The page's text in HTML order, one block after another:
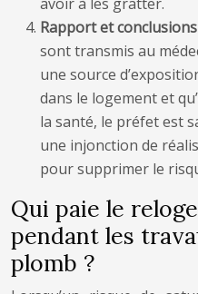
Rapport et
sont transmis au
une source
dans le logement et
la santé, le préfet est
une injonction de
pour supprimer le
Qui paie le
pendant les
plomb ?